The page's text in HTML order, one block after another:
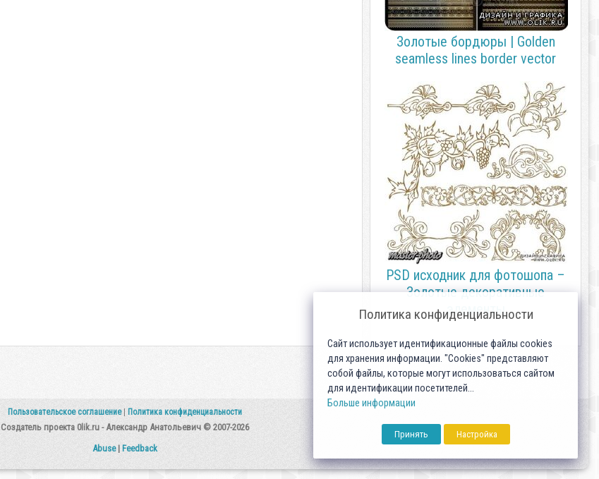
Золотые бордюры | Golden
seamless lines border vector
PSD исходник для фотошопа –
Золотые декоративные
элементы
Пользовательское соглашение Политика конфиденциальности
Создатель проекта 0lik.ru - Александр Анатольевич © 2007-2026
Abuse| Feedback
Политика конфиденциальности
Сайт использует идентификационные файлы cookies
для хранения информации. "Cookies" представляют
собой файлы, которые могут использоваться сайтом
для идентификации посетителей...
Больше информации
Принять Настройка